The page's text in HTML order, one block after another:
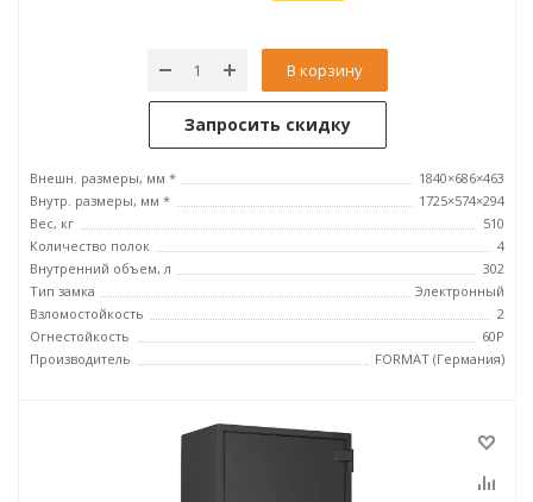
В корзину
Запросить скидку
Внешн. размеры, мм *
1840×686×463
Внутр. размеры, мм *
1725×574×294
Вес, кг
510
Количество полок
4
Внутренний объем, л
302
Тип замка
Электронный
Взломостойкость
2
Огнестойкость
60P
Производитель
FORMAT (Германия)